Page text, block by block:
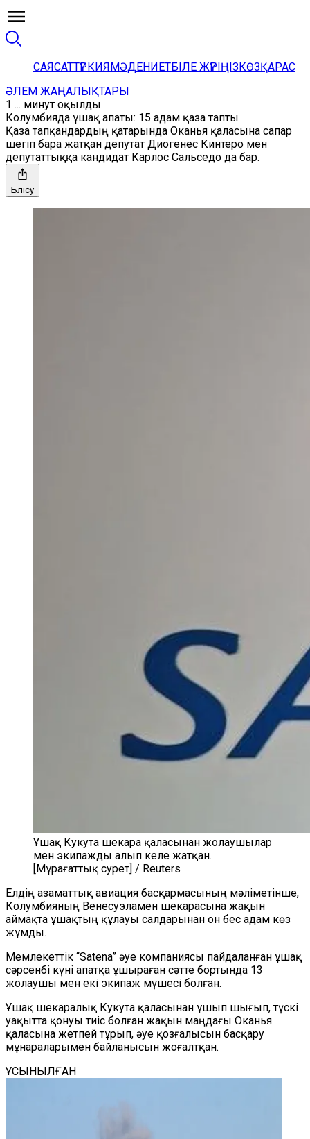
САЯСАТТҮРКИЯМӘДЕНИЕТБІЛЕ ЖҮРІҢІЗКӨЗҚАРАС
ӘЛЕМ ЖАҢАЛЫҚТАРЫ
1 ... минут оқылды
Колумбияда ұшақ апаты: 15 адам қаза тапты
Қаза тапқандардың қатарында Оканья қаласына сапар
шегіп бара жатқан депутат Диогенес Кинтеро мен
депутаттыққа кандидат Карлос Сальседо да бар.
Бөлісу
Ұшақ Кукута шекара қаласынан жолаушылар
мен экипажды алып келе жатқан.
[Мұрағаттық сурет] / Reuters
Елдің азаматтық авиация басқармасының мәліметінше,
Колумбияның Венесуэламен шекарасына жақын
аймақта ұшақтың құлауы салдарынан он бес адам көз
жұмды.
Мемлекеттік “Satena” әуе компаниясы пайдаланған ұшақ
сәрсенбі күні апатқа ұшыраған сәтте бортында 13
жолаушы мен екі экипаж мүшесі болған.
Ұшақ шекаралық Кукута қаласынан ұшып шығып, түскі
уақытта қонуы тиіс болған жақын маңдағы Оканья
қаласына жетпей тұрып, әуе қозғалысын басқару
мұнараларымен байланысын жоғалтқан.
ҰСЫНЫЛҒАН